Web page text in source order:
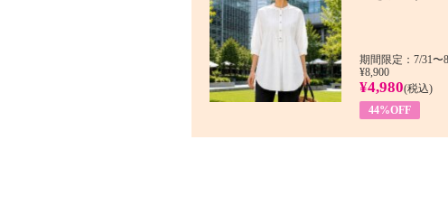
期間限定：7/31〜
¥8,900
¥4,980(税込)
44%OFF